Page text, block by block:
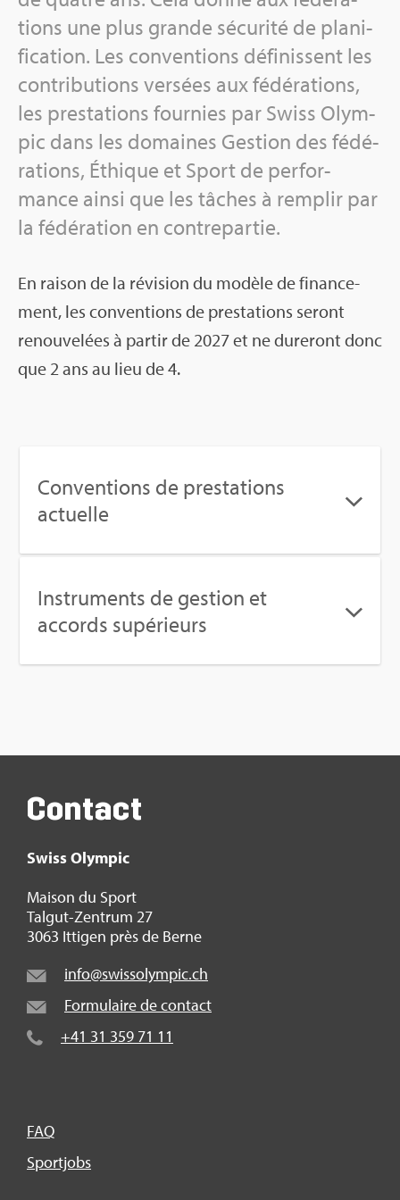
tions une plus grande sécu­rité de pla­ni­
fi­ca­tion. Les conven­tions défi­nissent les
contri­bu­tions ver­sées aux fédé­ra­tions,
les pres­ta­tions four­nies par Swiss Olym­
pic dans les domaines Ges­tion des fédé­
ra­tions, Éthique et Sport de per­for­
mance ainsi que les tâches à rem­plir par
la fédé­ra­tion en contre­par­tie.
En rai­son de la révi­sion du modèle de finan­ce­
ment, les conven­tions de pres­ta­tions seront
renou­ve­lées à par­tir de 2027 et ne dure­ront donc
que 2 ans au lieu de 4.
Conven­tions de pres­ta­tions
actuelle
Ins­tru­ments de ges­tion et
accords supé­rieurs
Contact
Swiss Olym­pic
Mai­son du Sport
Tal­gut-Zen­trum 27
3063 Itti­gen près de Berne
info@​swi​ssol​ympi​c.​ch
For­mu­laire de contact
+41 31 359 71 11
FAQ
Sport­jobs